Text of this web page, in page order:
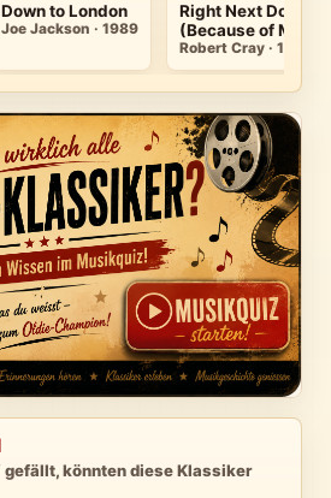
Down to London
Joe Jackson · 1989
Right Next Door
(Because of Me)
Robert Cray · 1986
gefällt, könnten diese Klassiker